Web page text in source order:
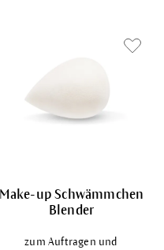
Make-up Schwämmchen
Blender
zum Auftragen und